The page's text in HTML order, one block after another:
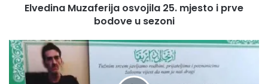
sezoniElvedina Muzaferija osvojila 25. mjesto i prve
bodove u sezoni
Na
ahiret
preselio